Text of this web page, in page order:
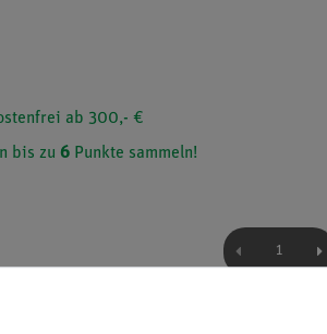
ab 300,- €
bis zu 6 Punkte sammeln!